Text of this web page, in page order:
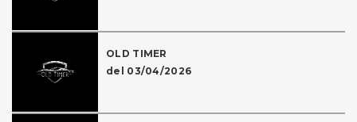
OLD TIMER
del 03/04/2026